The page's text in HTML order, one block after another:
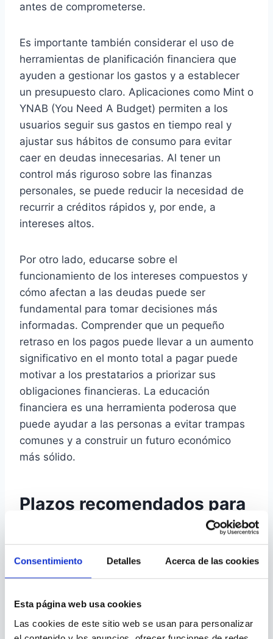
Consentimiento Detalles Acerca de las cookies
Esta página web usa cookies
Las cookies de este sitio web se usan para personalizar
antes de comprometerse.
Es importante también considerar el uso de
herramientas de planificación financiera que
ayuden a gestionar los gastos y a establecer
un presupuesto claro. Aplicaciones como Mint o
YNAB (You Need A Budget) permiten a los
usuarios seguir sus gastos en tiempo real y
ajustar sus hábitos de consumo para evitar
caer en deudas innecesarias. Al tener un
control más riguroso sobre las finanzas
personales, se puede reducir la necesidad de
recurrir a créditos rápidos y, por ende, a
intereses altos.
Por otro lado, educarse sobre el
funcionamiento de los intereses compuestos y
cómo afectan a las deudas puede ser
fundamental para tomar decisiones más
informadas. Comprender que un pequeño
retraso en los pagos puede llevar a un aumento
significativo en el monto total a pagar puede
motivar a los prestatarios a priorizar sus
obligaciones financieras. La educación
financiera es una herramienta poderosa que
puede ayudar a las personas a evitar trampas
comunes y a construir un futuro económico
más sólido.
Plazos recomendados para
Elegir el plazo adecuado para pagar un crédito
rápido es fundamental para no caer en deudas
es optar por plazos que no superen los 12
meses, ya que esto permite distribuir el pago